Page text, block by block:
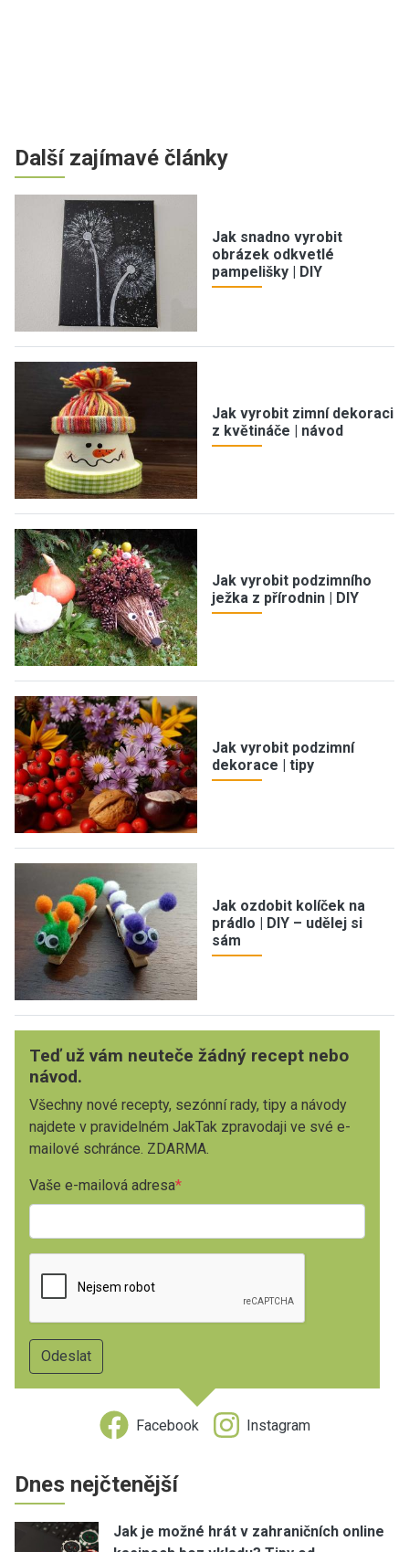
Další zajímavé články
Jak snadno vyrobit
obrázek odkvetlé
pampelišky | DIY
Jak vyrobit zimní dekoraci
z květináče | návod
Jak vyrobit podzimního
ježka z přírodnin | DIY
Jak vyrobit podzimní
dekorace | tipy
Jak ozdobit kolíček na
prádlo | DIY – udělej si
sám
Teď už vám neuteče žádný recept nebo
návod.
Všechny nové recepty, sezónní rady, tipy a návody
najdete v pravidelném JakTak zpravodaji ve své e-
mailové schránce. ZDARMA.
Vaše e-mailová adresa
Facebook Instagram
Dnes nejčtenější
Jak je možné hrát v zahraničních online